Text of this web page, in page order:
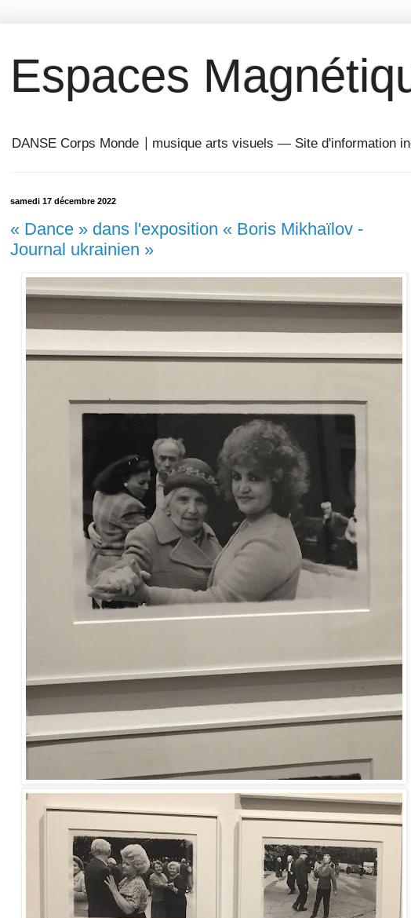
Espaces
DANSE Corps Monde ⎥ musique arts visuels — Site d'information
samedi 17 décembre 2022
« Dance » dans l'exposition « Boris Mikhaïlov -
Journal ukrainien »